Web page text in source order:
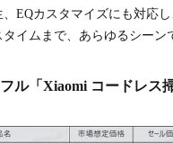
、EQカスタマイズにも対応
イムまで、あらゆるシーン
ル「Xiaomi コードレス掃